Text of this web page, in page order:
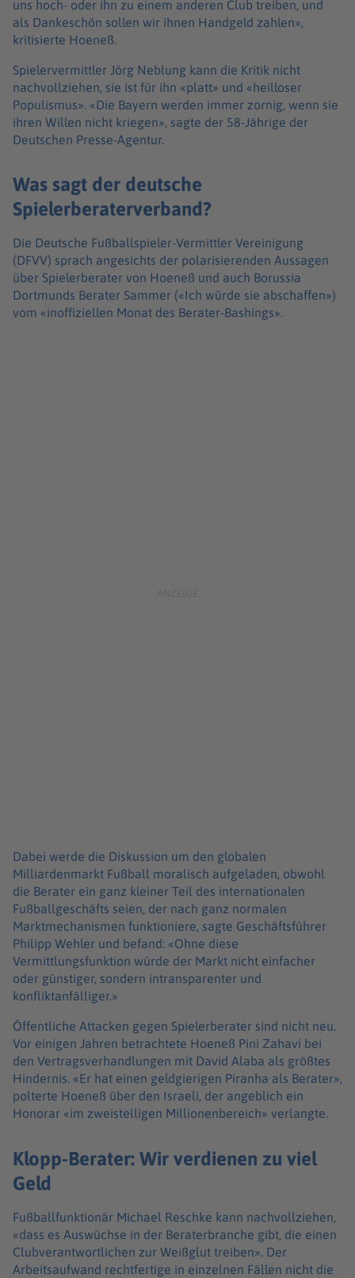
uns hoch- oder ihn zu einem anderen Club treiben, und
als Dankeschön sollen wir ihnen Handgeld zahlen»,
kritisierte Hoeneß.
Spielervermittler Jörg Neblung kann die Kritik nicht
nachvollziehen, sie ist für ihn «platt» und «heilloser
Populismus». «Die Bayern werden immer zornig, wenn sie
ihren Willen nicht kriegen», sagte der 58-Jährige der
Deutschen Presse-Agentur.
Was sagt der deutsche
Spielerberaterverband?
Die Deutsche Fußballspieler-Vermittler Vereinigung
(DFVV) sprach angesichts der polarisierenden Aussagen
über Spielerberater von Hoeneß und auch Borussia
Dortmunds Berater Sammer («Ich würde sie abschaffen»)
vom «inoffiziellen Monat des Berater-Bashings».
Dabei werde die Diskussion um den globalen
Milliardenmarkt Fußball moralisch aufgeladen, obwohl
die Berater ein ganz kleiner Teil des internationalen
Fußballgeschäfts seien, der nach ganz normalen
Marktmechanismen funktioniere, sagte Geschäftsführer
Philipp Wehler und befand: «Ohne diese
Vermittlungsfunktion würde der Markt nicht einfacher
oder günstiger, sondern intransparenter und
konfliktanfälliger.»
Öffentliche Attacken gegen Spielerberater sind nicht neu.
Vor einigen Jahren betrachtete Hoeneß Pini Zahavi bei
den Vertragsverhandlungen mit David Alaba als größtes
Hindernis. «Er hat einen geldgierigen Piranha als Berater»,
polterte Hoeneß über den Israeli, der angeblich ein
Honorar «im zweistelligen Millionenbereich» verlangte.
Klopp-Berater: Wir verdienen zu viel
Geld
Fußballfunktionär Michael Reschke kann nachvollziehen,
«dass es Auswüchse in der Beraterbranche gibt, die einen
Clubverantwortlichen zur Weißglut treiben». Der
Arbeitsaufwand rechtfertige in einzelnen Fällen nicht die